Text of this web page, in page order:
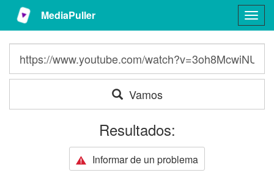
MediaPuller
Vamos
Resultados:
Informar de un problema